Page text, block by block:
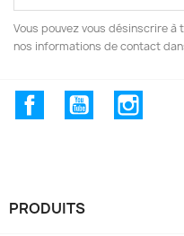
Vous pouvez vous désinscrire à
nos informations de contact
FacebookYouTube
PRODUITS